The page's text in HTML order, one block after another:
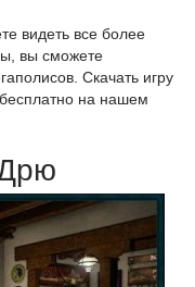
видеть все более
вы сможете
Скачать игру
на нашем